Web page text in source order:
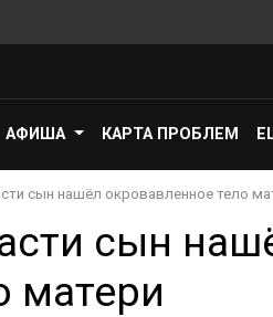
АФИША КАРТА ПРОБЛЕМ
сын нашёл окровавленное тело
сын
матери